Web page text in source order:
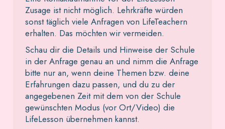
Zusage ist nicht möglich. Lehrkräfte würden
sonst täglich viele Anfragen von LifeTeachern
erhalten. Das möchten wir vermeiden.
Schau dir die Details und Hinweise der Schule
in der Anfrage genau an und nimm die Anfrage
bitte nur an, wenn deine Themen bzw. deine
Erfahrungen dazu passen, und du zu der
angegebenen Zeit mit dem von der Schule
gewünschten Modus (vor Ort/Video) die
LifeLesson übernehmen kannst.